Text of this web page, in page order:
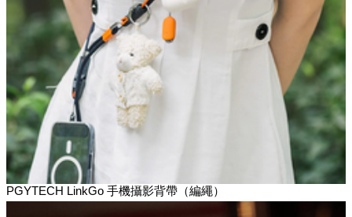
PGYTECH LinkGo 手機攝影背帶（編繩）